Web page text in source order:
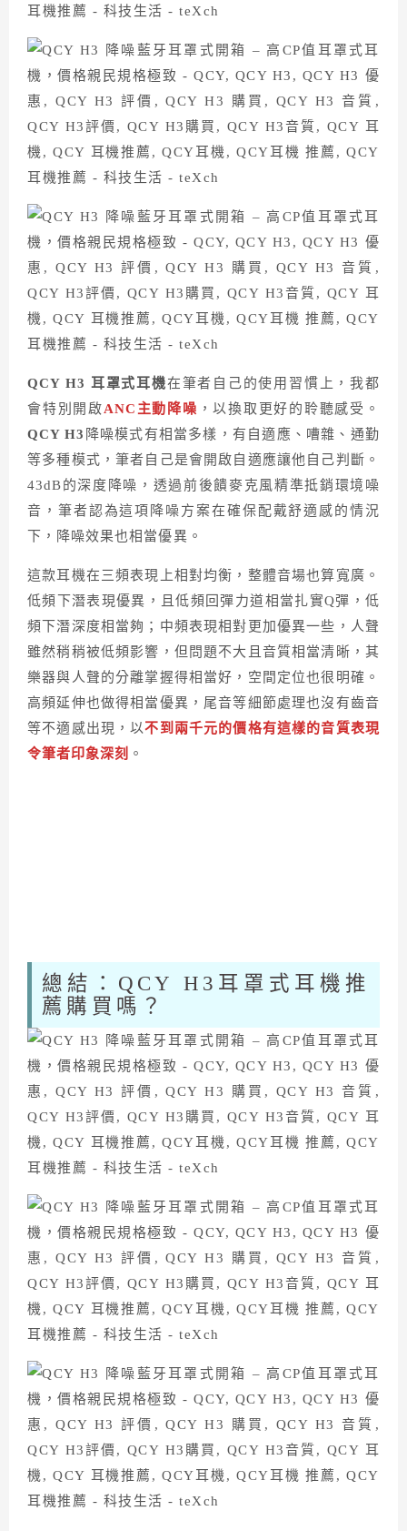
QCY H3 耳罩式耳機在筆者自己的使用習慣上，我都
會特別開啟ANC主動降噪 ，以換取更好的聆聽感受。
QCY H3 降噪模式有相當多樣，有自適應、嘈雜、通勤
等多種模式，筆者自己是會開啟自適應讓他自己判斷。
43dB的深度降噪，透過前後饋麥克風精準抵銷環境噪
音，筆者認為這項降噪方案在確保配戴舒適感的情況
下，降噪效果也相當優異。
這款耳機在三頻表現上相對均衡，整體音場也算寬廣。
低頻下潛表現優異，且低頻回彈力道相當扎實Q彈，低
頻下潛深度相當夠；中頻表現相對更加優異一些，人聲
雖然稍稍被低頻影響，但問題不大且音質相當清晰，其
樂器與人聲的分離掌握得相當好，空間定位也很明確。
高頻延伸也做得相當優異，尾音等細節處理也沒有齒音
等不適感出現，以不到兩千元的價格有這樣的音質表現
令筆者印象深刻 。
總結：QCY H3耳罩式耳機推
薦購買嗎？